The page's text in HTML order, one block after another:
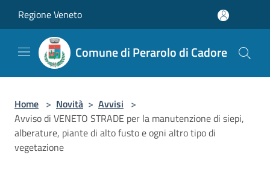
Regione Veneto
Comune di Perarolo di Cadore
Home > Novità > Avvisi >
Avviso di VENETO STRADE per la manutenzione di siepi,
alberature, piante di alto fusto e ogni altro tipo di
vegetazione